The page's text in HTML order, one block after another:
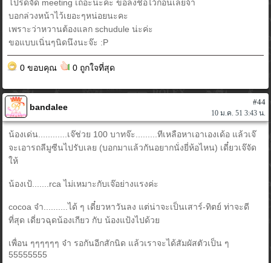
โปรดจัด meeting เถอะนะคะ ขอลงชื่อไว้ก่อนเลยจ้า
บอกล่วงหน้าไว้เยอะๆหน่อยนะคะ
เพราะว่าหวานต้องแลก schudule น่ะค่ะ
ขอแบบเนิ่นๆนิดนึงนะจ๊ะ :P
0 ขอบคุณ 0 ถูกใจที่สุด
bandalee
#44
10 ม.ค. 51 3:43 น.
น้องเด่น............เจ๊ช่วย 100 บาทจ๊ะ.........ทีเหลือหาเอาเองเด้อ แล้วเจ๊
จะเอารถลีมูซีนไปรับเลย (บอกมาแล้วกันอยากนั่งยี่ห้อไหน) เดี๋ยวเจ๊จัด
ให้
น้องเป้.......rca ไม่เหมาะกับเจ๊อย่างแรงค่ะ
cocoa จ๋า..........ได้ ๆ เดี๋ยวหาวันลง แต่น่าจะเป็นเสาร์-ทิตย์ ท่าจะดี
ที่สุด เดี่ยวฉุดน้องเกียว กับ น้องแป้งไปด้วย
เพื่อน ๆๆๆๆๆๆ จ๋า รอกันอีกสักนิด แล้วเราจะได้สัมผัสตัวเป็น ๆ
55555555